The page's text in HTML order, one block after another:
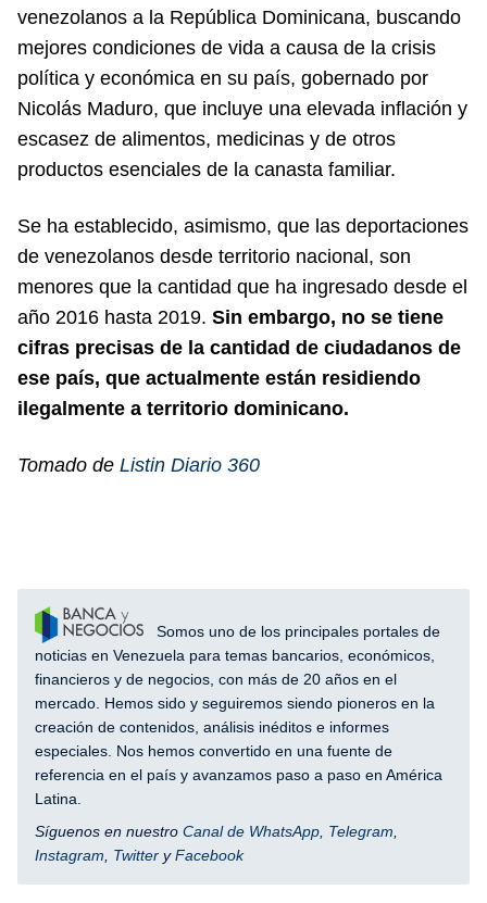
venezolanos a la República Dominicana, buscando
mejores condiciones de vida a causa de la crisis
política y económica en su país, gobernado por
Nicolás Maduro, que incluye una elevada inflación y
escasez de alimentos, medicinas y de otros
productos esenciales de la canasta familiar.
Se ha establecido, asimismo, que las deportaciones
de venezolanos desde territorio nacional, son
menores que la cantidad que ha ingresado desde el
año 2016 hasta 2019. Sin embargo, no se tiene
cifras precisas de la cantidad de ciudadanos de
ese país, que actualmente están residiendo
ilegalmente a territorio dominicano.
Tomado de Listin Diario 360
Somos uno de los principales portales de
noticias en Venezuela para temas bancarios, económicos,
financieros y de negocios, con más de 20 años en el
mercado. Hemos sido y seguiremos siendo pioneros en la
creación de contenidos, análisis inéditos e informes
especiales. Nos hemos convertido en una fuente de
referencia en el país y avanzamos paso a paso en América
Latina.
Síguenos en nuestro Canal de WhatsApp Telegram
Instagram
Twitter yFacebook